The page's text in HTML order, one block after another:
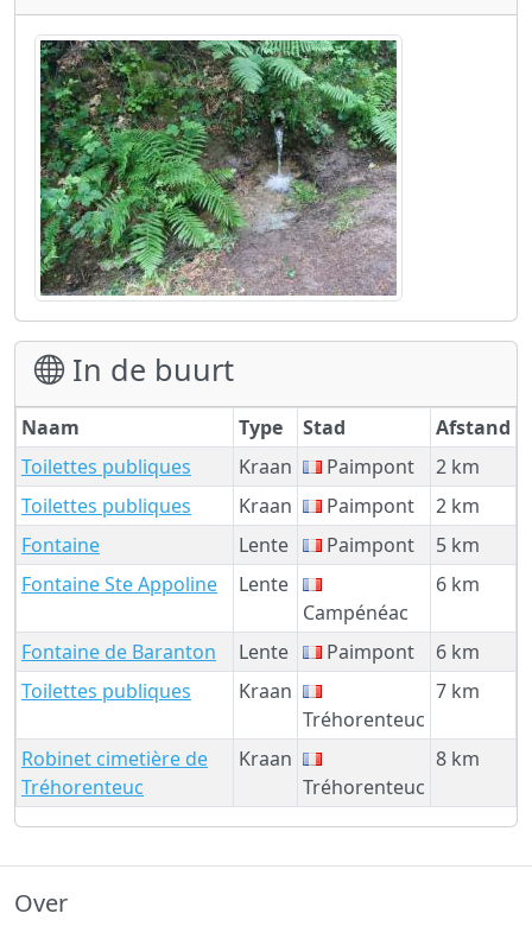
In de buurt
Naam Type Stad
Afstand
Toilettes publiques
Kraan Paimpont
2 km
Toilettes publiques
Kraan Paimpont
2 km
Fontaine
Lente Paimpont
5 km
Fontaine Ste Appoline
Lente
Campénéac
6 km
Fontaine de Baranton Lente Paimpont
6 km
Toilettes publiques
Kraan
Tréhorenteuc
7 km
Robinet cimetière de
Tréhorenteuc
Kraan
Tréhorenteuc
8 km
Over